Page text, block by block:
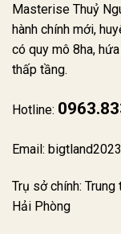
Masterise Thuỷ
hành chính mới,
có quy mô 8ha,
thấp tầng.
Hotline:
Email:
Trụ sở chính: Trung
Hải Phòng